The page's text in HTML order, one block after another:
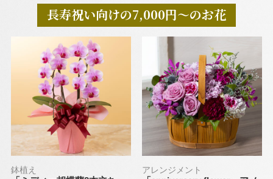
長寿祝い向けの7,000円～のお花
鉢植え アレンジメント